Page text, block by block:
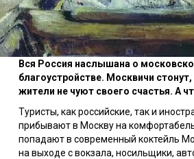
Вся Россия наслышана о
благоустройстве. Москвичи
жители не чуют своего счастья. А
Туристы, как российские, так и
прибывают в Москву на
попадают в современный коктейль
на выходе с вокзала, носильщики,